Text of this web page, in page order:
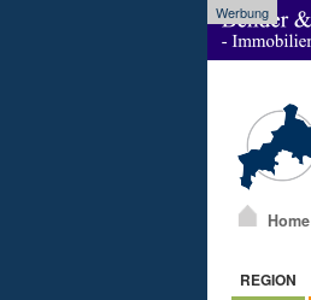
Werbung
Home
REGION